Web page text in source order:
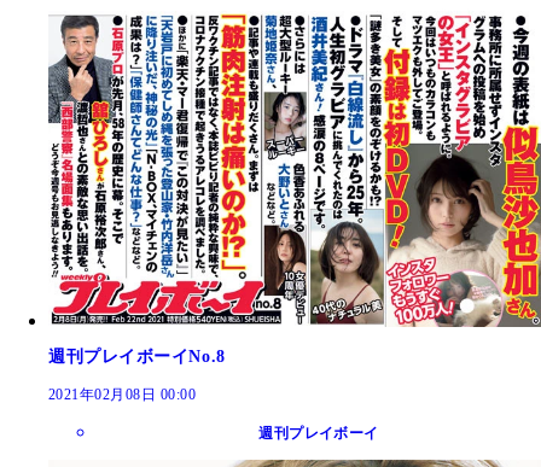
週刊プレイボーイNo.8
2021年02月08日 00:00
週刊プレイボーイ